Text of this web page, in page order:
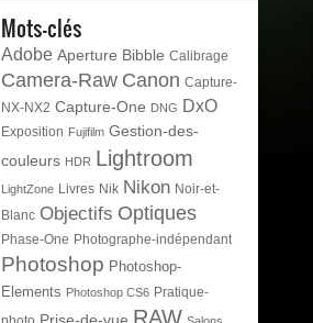
Mots-clés
Adobe Aperture Bibble Calibrage
Camera-Raw Canon Capture-
NX-NX2 Capture-One DNG DxO
Exposition Fujifilm Gestion-des-
couleurs HDR Lightroom
LightZone Livres Nik Nikon Noir-et-
Blanc Objectifs Optiques
Phase-One Photographe-indépendant
Photoshop Photoshop-
Elements Photoshop CS6 Pratique-
Prise-de-vue RAW Salons